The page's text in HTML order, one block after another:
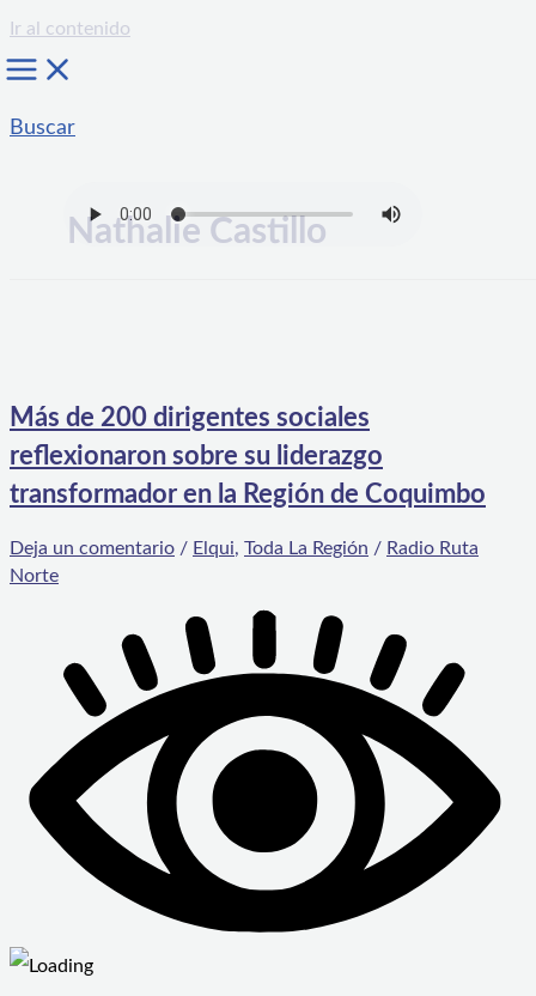
Ir al contenido
Buscar
Nathalie Castillo
Más de 200 dirigentes sociales
reflexionaron sobre su liderazgo
transformador en la Región de Coquimbo
Deja un comentario / Elqui, Toda La Región / Radio Ruta
Norte